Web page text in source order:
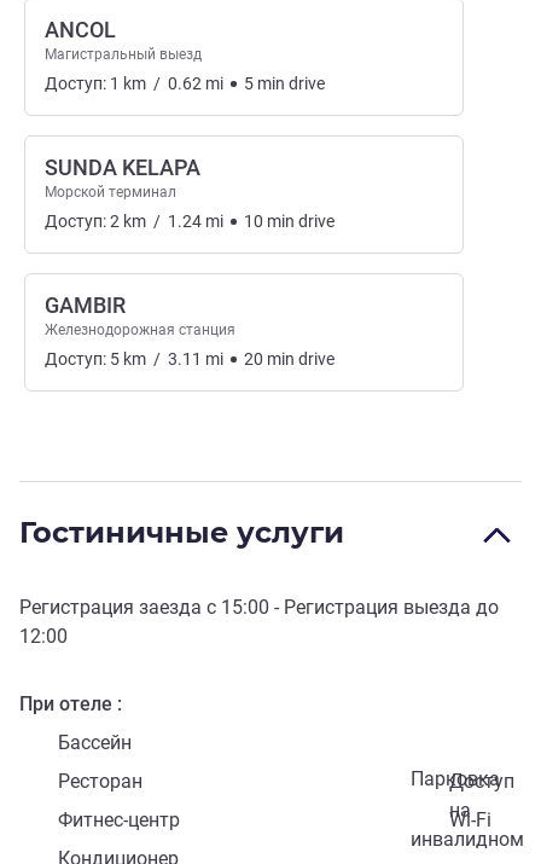
ANCOL
Магистральный выезд
Доступ: 1 km / 0.62 mi 5 min drive
SUNDA KELAPA
Морской терминал
Доступ:2 km / 1.24 mi 10 min drive
GAMBIR
Железнодорожная станция
Доступ: 5 km / 3.11 mi 20 min drive
Гостиничные услуги
Регистрация заезда с 15:00 - Регистрация выезда до
12:00
При отеле
Бассейн
Парковка
Ресторан
Доступ
на
инвалидном
Фитнес-центр
Wi-Fi
Кондиционер